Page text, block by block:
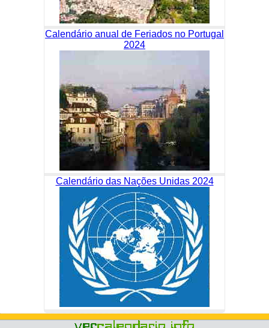
Calendário anual de Feriados no Portugal
2024
Calendário das Nações Unidas 2024